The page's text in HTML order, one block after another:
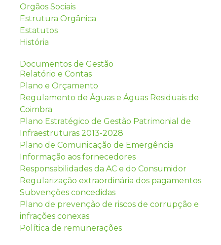
Orgãos Sociais
Estrutura Orgânica
Estatutos
História
Documentos de Gestão
Relatório e Contas
Plano e Orçamento
Regulamento de Águas e Águas Residuais de
Coimbra
Plano Estratégico de Gestão Patrimonial de
Infraestruturas 2013-2028
Plano de Comunicação de Emergência
Informação aos fornecedores
Responsabilidades da AC e do Consumidor
Regularização extraordinária dos pagamentos
Subvenções concedidas
Plano de prevenção de riscos de corrupção e
infrações conexas
Política de remunerações